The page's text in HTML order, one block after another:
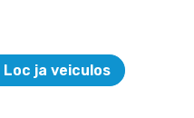
Loc ja veiculos